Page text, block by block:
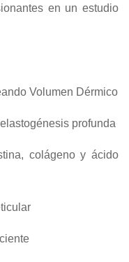
en un estudio
Volumen Dérmico
profunda
colágeno y ácido